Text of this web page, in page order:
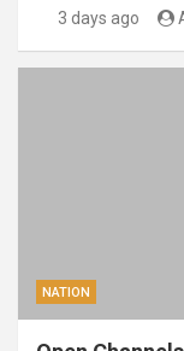
3 days ago
NATION